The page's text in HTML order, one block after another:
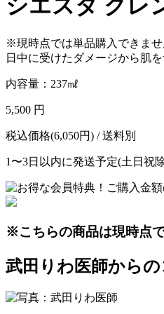
シエスタ クレ
※現時点では単品購入できませ
日中に受けたダメージから肌
内容量：237㎖
5,500 円
税込価格(6,050円) / 送料別
1〜3日以内に発送予定(土日祝
※こちらの商品は現時点
武田りわ医師からの